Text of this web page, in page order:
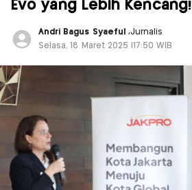
Evo yang Lebih Kencang!
Andri Bagus Syaeful ,Jurnalis
Selasa, 18 Maret 2025 |17:50 WIB